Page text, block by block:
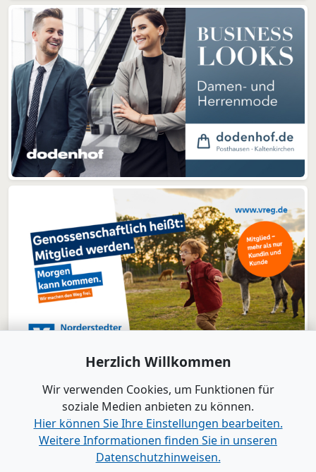
www.B2B-Wirtschaft.de
Herzlich Willkommen
Wir verwenden Cookies, um Funktionen für
soziale Medien anbieten zu können.
Hier können Sie Ihre Einstellungen bearbeiten.
Weitere Informationen finden Sie in unseren
Datenschutzhinweisen.